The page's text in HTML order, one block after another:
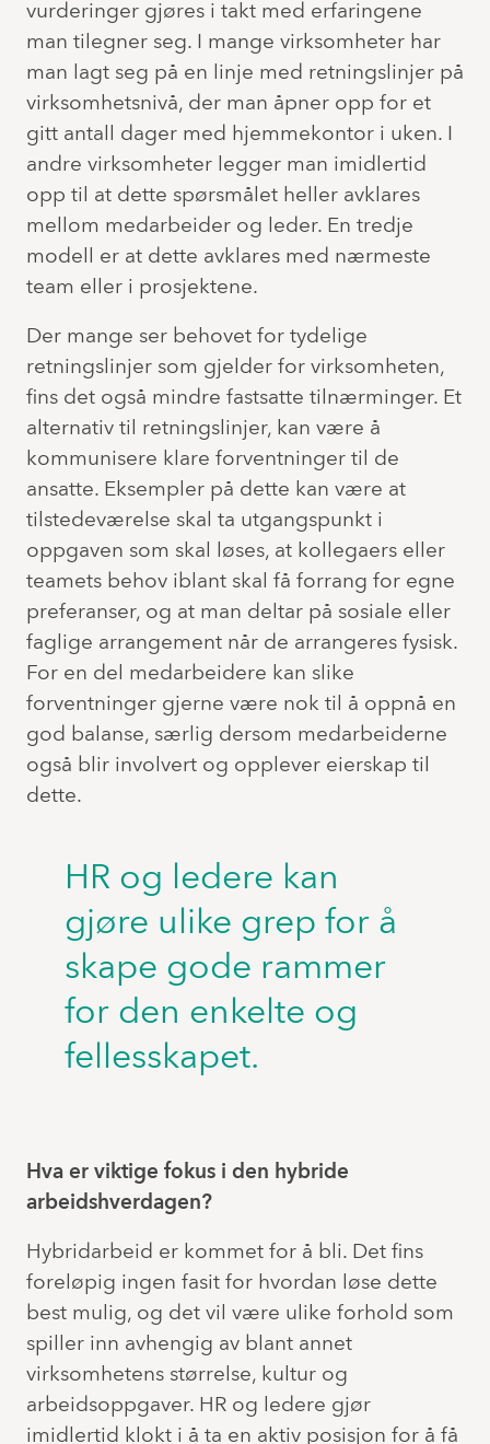
vurderinger gjøres i takt med erfaringene
man tilegner seg. I mange virksomheter har
man lagt seg på en linje med retningslinjer på
virksomhetsnivå, der man åpner opp for et
gitt antall dager med hjemmekontor i uken. I
andre virksomheter legger man imidlertid
opp til at dette spørsmålet heller avklares
mellom medarbeider og leder. En tredje
modell er at dette avklares med nærmeste
team eller i prosjektene.
Der mange ser behovet for tydelige
retningslinjer som gjelder for virksomheten,
fins det også mindre fastsatte tilnærminger. Et
alternativ til retningslinjer, kan være å
kommunisere klare forventninger til de
ansatte. Eksempler på dette kan være at
tilstedeværelse skal ta utgangspunkt i
oppgaven som skal løses, at kollegaers eller
teamets behov iblant skal få forrang for egne
preferanser, og at man deltar på sosiale eller
faglige arrangement når de arrangeres fysisk.
For en del medarbeidere kan slike
forventninger gjerne være nok til å oppnå en
god balanse, særlig dersom medarbeiderne
også blir involvert og opplever eierskap til
dette.
HR og ledere kan
gjøre ulike grep for å
skape gode rammer
for den enkelte og
fellesskapet.
Hva er viktige fokus i den hybride
arbeidshverdagen?
Hybridarbeid er kommet for å bli. Det fins
foreløpig ingen fasit for hvordan løse dette
best mulig, og det vil være ulike forhold som
spiller inn avhengig av blant annet
virksomhetens størrelse, kultur og
arbeidsoppgaver. HR og ledere gjør
imidlertid klokt i å ta en aktiv posisjon for å få